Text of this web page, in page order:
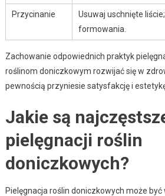
Przycinanie
Usuwaj uschnięte
formowania.
Zachowanie odpowiednich praktyk
roślinom doniczkowym rozwijać się w
pewnością przyniesie satysfakcję i
Jakie są
pielęgnacji roślin
doniczkowych?
Pielęgnacja roślin doniczkowych może